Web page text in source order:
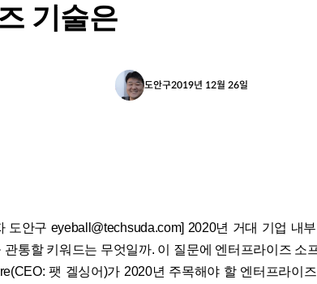
기술은
도안구2019년 12월 26일
도안구 eyeball@techsuda.com] 2020년 거대 기업 내
관통할 키워드는 무엇일까. 이 질문에 엔터프라이즈 소
팻 겔싱어)가 2020년 주목해야 할 엔터프라이